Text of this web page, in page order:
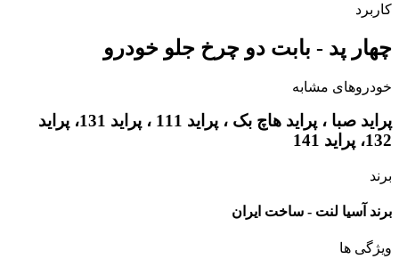
کاربرد
چهار پد - بابت دو چرخ جلو خودرو
خودروهای مشابه
پراید صبا ، پراید هاچ بک ، پراید 111 ، پراید 131، پراید
132، پراید 141
برند
برند آسیا لنت - ساخت ایران
ویژگی ها